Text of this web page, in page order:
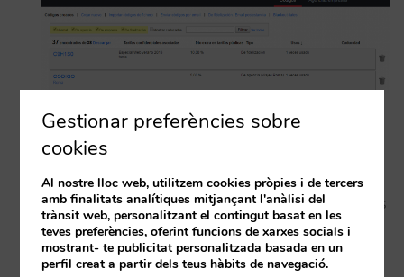
Millorem la cerca de codis
A la teva llista de codis creats hem afegit opcions
de filtrat i hem donat més potència a la cerca
També pots filtrar per codis no caducats
Gestionar preferències sobre
cookies
Al nostre lloc web, utilitzem cookies pròpies i de tercers
amb finalitats analítiques mitjançant l'anàlisi del
trànsit web, personalitzant el contingut basat en les
teves preferències, oferint funcions de xarxes socials i
mostrant- te publicitat personalitzada basada en un
perfil creat a partir dels teus hàbits de navegació.